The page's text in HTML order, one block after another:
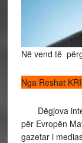
Në vend të
Nga Reshat
Dëgjova
për Evropën
gazetar i